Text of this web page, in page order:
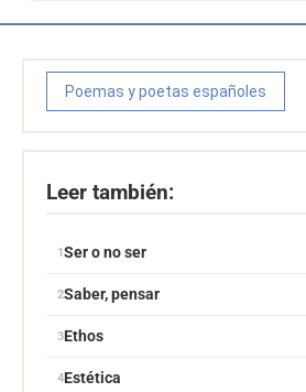
Poemas y poetas españoles
Leer también:
Ser o no ser
Saber, pensar
Ethos
Estética